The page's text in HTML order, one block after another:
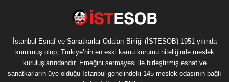
İstanbul Esnaf ve Sanatkarlar Odaları Birliği (İSTESOB) 1951 yılında
kurulmuş olup, Türkiye’nin en eski kamu kurumu niteliğinde meslek
kuruluşlarındandır. Emeğini sermayesi ile birleştirmiş esnaf ve
sanatkarların üye olduğu İstanbul genelindeki 145 meslek odasının bağlı